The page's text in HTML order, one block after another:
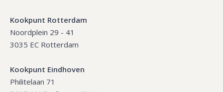
Kookpunt Rotterdam
Noordplein 29 - 41
3035 EC Rotterdam
Kookpunt Eindhoven
Philitelaan 71